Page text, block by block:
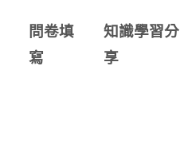
問卷填
寫
知識學習分
享